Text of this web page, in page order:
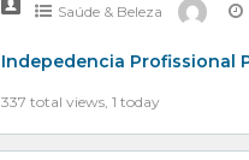
Saúde & Beleza
Indepedencia Profissional
337 total views, 1 today